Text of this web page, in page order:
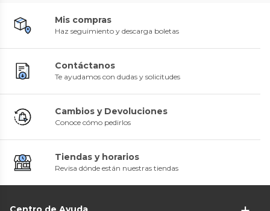
Mis compras
Haz seguimiento y descarga boletas
Contáctanos
Te ayudamos con dudas y solicitudes
Cambios y Devoluciones
Conoce cómo pedirlos
Tiendas y horarios
Revisa dónde están nuestras tiendas